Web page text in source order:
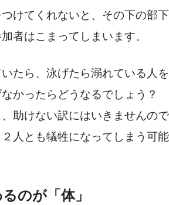
けてくれないと、その下の部
者はこまってしまいます。
たら、泳げたら溺れている人
かったらどうなるでしょう？
助けない訳にはいきませんので
人とも犠牲になってしまう可能
のが「体」